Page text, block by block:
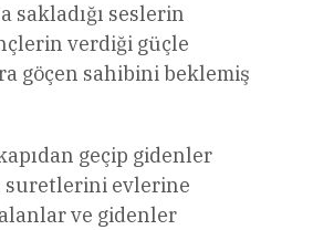
sakladığı seslerin
verdiği güçle
göçen sahibini beklemiş
geçip gidenler
suretlerini evlerine
ve gidenler